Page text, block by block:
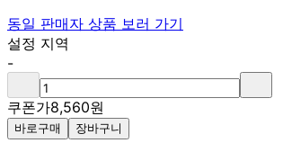
동일 판매자 상품 보러 가기
설정 지역
-
쿠폰가8,560원
바로구매 장바구니